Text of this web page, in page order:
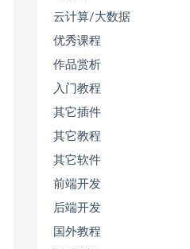
云计算/大数据
优秀课程
作品赏析
入门教程
其它插件
其它教程
其它软件
前端开发
后端开发
国外教程